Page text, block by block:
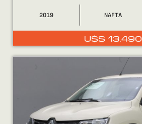
2019 NAFTA
U$S 13.490